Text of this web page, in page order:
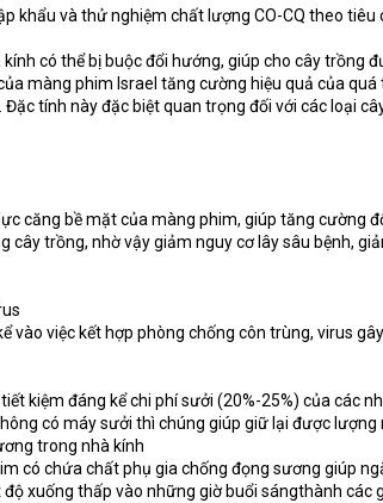
khẩu và thử nghiệm chất lượng CO-CQ theo tiêu
có thể bị buộc đổi hướng, giúp cho cây trồng
màng phim Israel tăng cường hiệu quả của
tính này đặc biệt quan trọng đối với các loại
căng bề mặt của màng phim, giúp tăng cường
cây trồng, nhờ vậy giảm nguy cơ lây sâu bệnh,
vào việc kết hợp phòng chống côn trùng, virus
kiệm đáng kể chi phí sưởi (20%-25%) của các
có máy sưởi thì chúng giúp giữ lại được lượng
trong nhà kính
có chứa chất phụ gia chống đọng sương giúp
xuống thấp vào những giờ buổi sángthành các